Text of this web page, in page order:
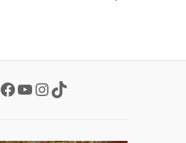
Facebook
YouTube
Instagram
TikTok